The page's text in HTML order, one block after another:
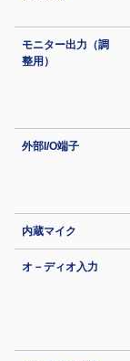
モニター出力（調
整用）
外部I/O端子
内蔵マイク
オ－ディオ入力